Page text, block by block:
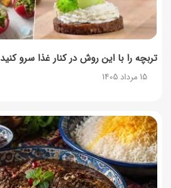
تربچه را با این روش در کنار غذا سرو کنید
15 مرداد 1405